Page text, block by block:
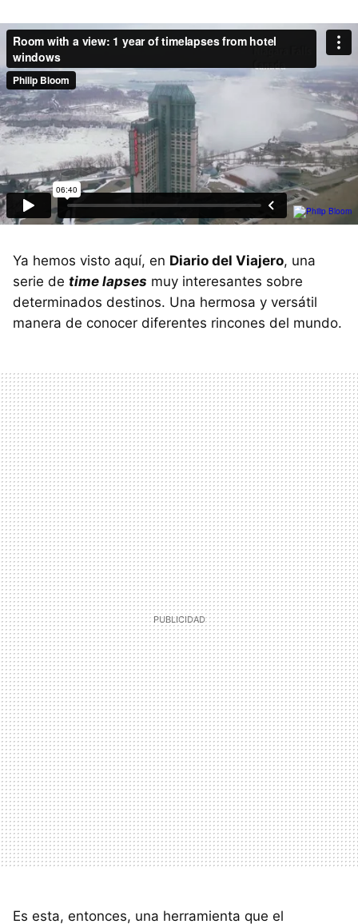
Ya hemos visto aquí, en Diario del Viajero, una
serie de time lapses muy interesantes sobre
determinados destinos. Una hermosa y versátil
manera de conocer diferentes rincones del mundo.
Es esta, entonces, una herramienta que el